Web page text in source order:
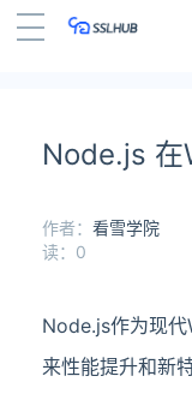
Node.js
作者： 看雪学院
读：0
Node.js作为现
来性能提升和新